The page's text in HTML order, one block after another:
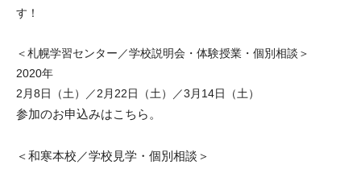
す！
＜札幌学習センター／学校説明会・体験授業・個別相談＞
2020年
2月8日（土）／2月22日（土）／3 月14日（土）
参加のお申込みはこちら 。
＜和寒本校／学校見学・個別相談＞